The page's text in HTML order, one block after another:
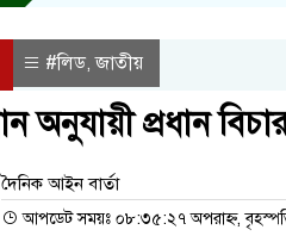
#লিড,জাতীয়
অনুযায়ী প্রধান
দৈনিক আইন বার্তা
আপডেট সময়ঃ ০৮:৩৫:২৭ অপরাহ্ন,